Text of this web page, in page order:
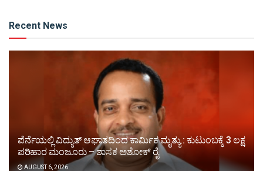
Recent News
ಪೆರ್ನೆಯಲ್ಲಿ ವಿದ್ಯುತ್ ಆಘಾತದಿಂದ ಕಾರ್ಮಿಕ ಮೃತ್ಯು : ಕುಟುಂಬಕ್ಕೆ 3 ಲಕ್ಷ
ಪರಿಹಾರ ಮಂಜೂರು – ಶಾಸಕ ಅಶೋಕ್ ರೈ
AUGUST 6, 2026